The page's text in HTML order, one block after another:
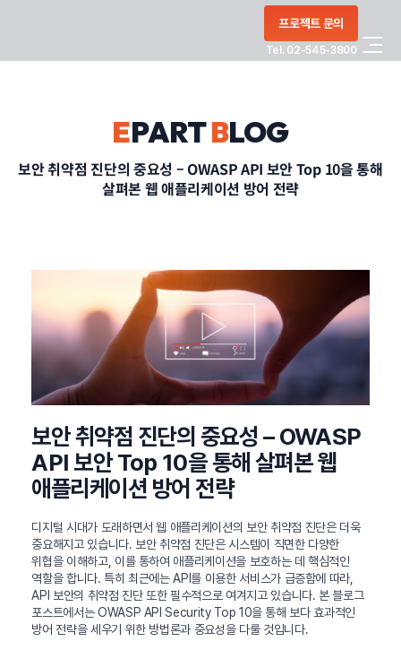
프로젝트 문의
Tel. 02-545-3800
PORTFOLIO
CONTACT
정부지원사업
EPARTBLOG
보안 취약점 진단의 중요성 – OWASP API 보안 Top 10을 통해
살펴본 웹 애플리케이션 방어 전략
보안 취약점 진단의 중요성 – OWASP
API 보안 Top 10을 통해 살펴본 웹
애플리케이션 방어 전략
디지털 시대가 도래하면서 웹 애플리케이션의 보안 취약점 진단은 더욱
중요해지고 있습니다. 보안 취약점 진단은 시스템이 직면한 다양한
위협을 이해하고, 이를 통하여 애플리케이션을 보호하는 데 핵심적인
역할을 합니다. 특히 최근에는 API를 이용한 서비스가 급증함에 따라,
API 보안의 취약점 진단 또한 필수적으로 여겨지고 있습니다. 본 블로그
포스트에서는 OWASP API Security Top 10을 통해 보다 효과적인
방어 전략을 세우기 위한 방법론과 중요성을 다룰 것입니다.